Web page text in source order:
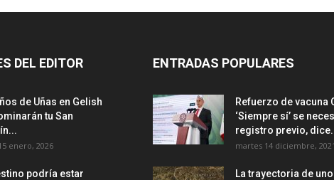
DEL EDITOR
de Uñas en Gelish
tu San
enero, 2026
podría estar
ENTRADAS POPULARES
Refuerzo de vacuna
‘Siempre sí’ se
registro previo,
martes 14 diciembre, 2021
La trayectoria de